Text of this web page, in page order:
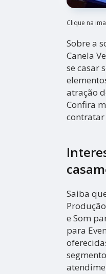
Clique na
Sobre a
Canela
se casar
atração
Confira
contratar
Saiba
e Som
para